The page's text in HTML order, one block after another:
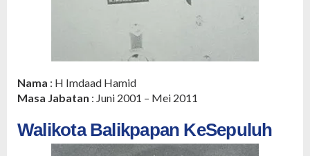
Nama : H Imdaad Hamid
Masa Jabatan : Juni 2001 – Mei 2011
Walikota Balikpapan KeSepuluh